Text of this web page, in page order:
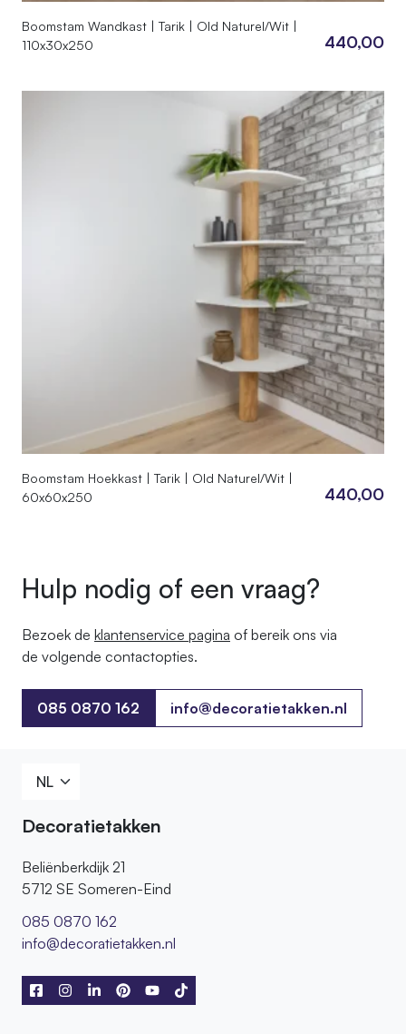
Boomstam Wandkast | Tarik | Old Naturel/Wit |
110x30x250
440,00
Boomstam Hoekkast | Tarik | Old Naturel/Wit |
60x60x250
440,00
Hulp nodig of een vraag?
Bezoek de klantenservice pagina of bereik ons ​​via
de volgende contactopties.
085 0870 162
085 0870 162
info@decoratietakken.nl
Decoratietakken
Beliënberkdijk 21
5712 SE Someren-Eind
085 0870 162
info@decoratietakken.nl